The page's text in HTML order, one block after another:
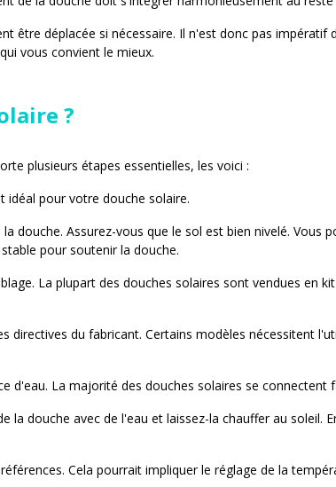
être déplacée si nécessaire. Il n'est donc pas
vous convient le mieux.
?
plusieurs étapes essentielles, les voici :
idéal pour votre douche solaire.
douche. Assurez-vous que le sol est bien nivelé.
pour soutenir la douche.
La plupart des douches solaires sont vendues en
directives du fabricant. Certains modèles nécessitent
d'eau. La majorité des douches solaires se connectent
la douche avec de l'eau et laissez-la chauffer au
Cela pourrait impliquer le réglage de la